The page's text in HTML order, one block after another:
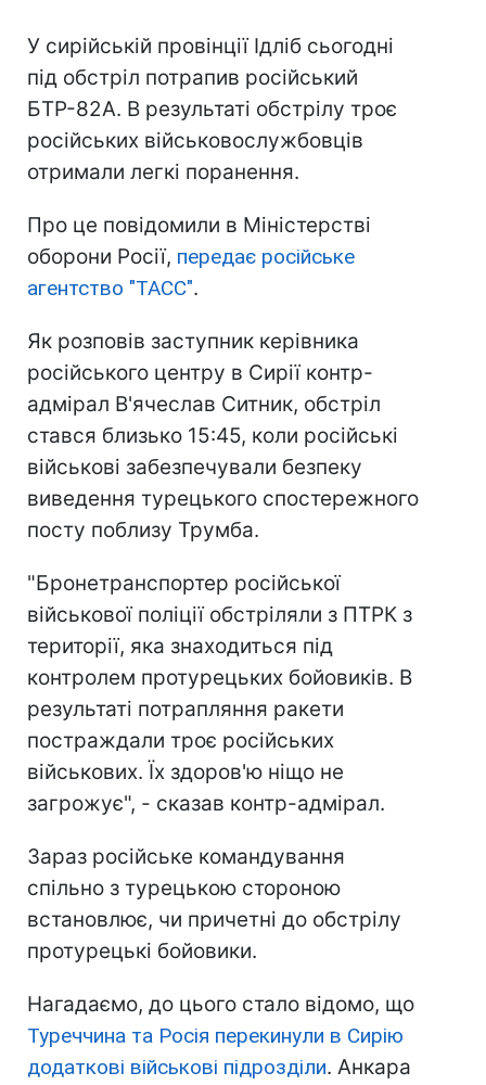
У сирійській провінції Ідліб сьогодні
під обстріл потрапив російський
БТР-82А. В результаті обстрілу троє
російських військовослужбовців
отримали легкі поранення.
Про це повідомили в Міністерстві
оборони Росії, передає російське
агентство "ТАСС".
Як розповів заступник керівника
російського центру в Сирії контр-
адмірал В'ячеслав Ситник, обстріл
стався близько 15:45, коли російські
військові забезпечували безпеку
виведення турецького спостережного
посту поблизу Трумба.
"Бронетранспортер російської
військової поліції обстріляли з ПТРК з
території, яка знаходиться під
контролем протурецьких бойовиків. В
результаті потрапляння ракети
постраждали троє російських
військових. Їх здоров'ю ніщо не
загрожує", - сказав контр-адмірал.
Зараз російське командування
спільно з турецькою стороною
встановлює, чи причетні до обстрілу
протурецькі бойовики.
Нагадаємо, до цього стало відомо, що
Туреччина та Росія перекинули в Сирію
додаткові військові підрозділи. Анкара